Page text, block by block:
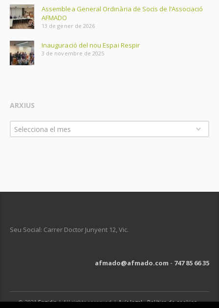
Assemblea General Ordinària de Socis de l’Associació
AFMADO
13 de gener de 2026
Inauguració del nou Espai Respir
3 de novembre de 2025
ARXIUS
Arxius
Selecciona el mes
Seu Social: Carrer Doctor Junyent 12, Vic.
afmado@afmado.com - 747 85 66 35
© 2021Engidia| All rights reserved |Avís legal-Política de cookies-